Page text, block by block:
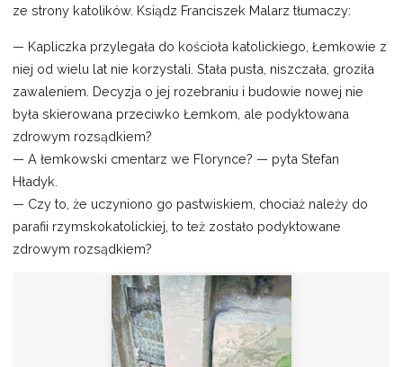
ze strony katolików. Ksiądz Franciszek Malarz tłumaczy:
— Kapliczka przylegała do kościoła katolickiego, Łemkowie z
niej od wielu lat nie korzystali. Stała pusta, niszczała, groziła
zawaleniem. Decyzja o jej rozebraniu i budowie nowej nie
była skierowana przeciwko Łemkom, ale podyktowana
zdrowym rozsądkiem?
— A łemkowski cmentarz we Florynce? — pyta Stefan
Hładyk.
— Czy to, że uczyniono go pastwiskiem, chociaż należy do
parafii rzymskokatolickiej, to też zostało podyktowane
zdrowym rozsądkiem?